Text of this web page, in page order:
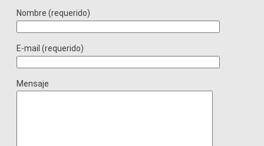
Nombre (requerido)
E-mail (requerido)
Mensaje